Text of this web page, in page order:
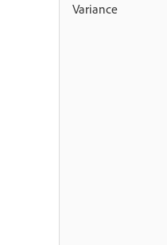
Variance